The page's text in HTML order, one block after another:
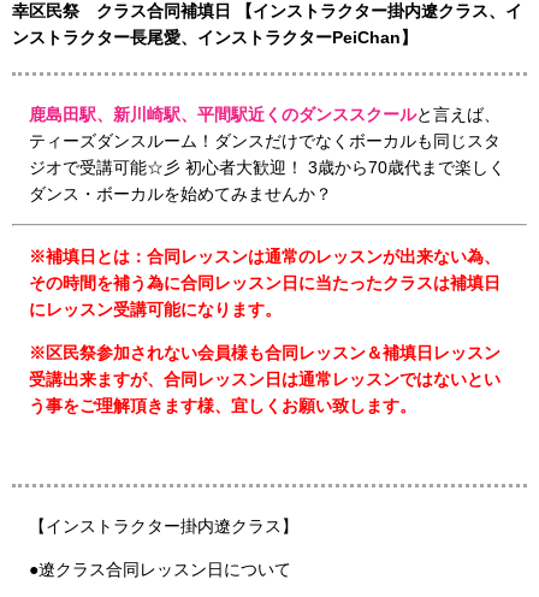
幸区民祭 クラス合同補填日 【インストラクター掛内遼クラス、イ
ンストラクター長尾愛、インストラクターPeiChan】
鹿島田駅、新川崎駅、平間駅近くのダンススクールと言えば、
ティーズダンスルーム！ダンスだけでなくボーカルも同じスタ
ジオで受講可能☆彡 初心者大歓迎！ 3歳から70歳代まで楽しく
ダンス・ボーカルを始めてみませんか？
※補填日とは：合同レッスンは通常のレッスンが出来ない為、
その時間を補う為に合同レッスン日に当たったクラスは補填日
にレッスン受講可能になります。
※区民祭参加されない会員様も合同レッスン＆補填日レッスン
受講出来ますが、合同レッスン日は通常レッスンではないとい
う事をご理解頂きます様、宜しくお願い致します。
【インストラクター掛内遼クラス】
●遼クラス合同レッスン日について